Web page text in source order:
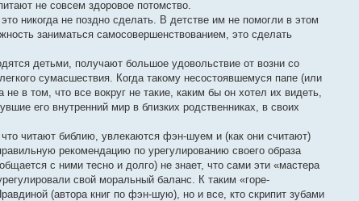
не совсем здоровое потомство.
никогда не поздно сделать. В детстве им не помогли в этом
заниматься самосовершенствованием, это сделать
детьми, получают большое удовольствие от возни со
сумасшествия. Когда такому несостоявшемуся папе (или
в том, что все вокруг не такие, каким бы он хотел их видеть,
его внутренний мир в близких родственниках, в своих
читают библию, увлекаются фэн-шуем и (как они считают)
рекомендацию по урегулированию своего образа
с ними тесно и долго) не знает, что сами эти «мастера
свой моральный баланс. К таким «горе-
(автора книг по фэн-шую), но и все, кто скрипит зубами